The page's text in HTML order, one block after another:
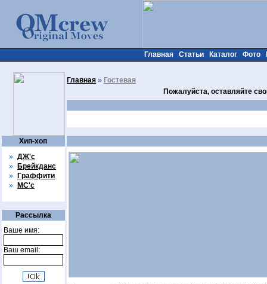
Хип-хоп
» ДЖ'с
»
Брейкданс
»
Граффити
»
МС'с
Рассылка
Ваше имя:
Ваш email:
Главная Статьи Каталог Фото
Главная » Гостевая
Пожалуйста, оставляйте